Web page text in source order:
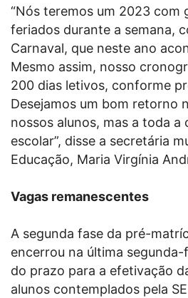
“Nós teremos um 2023 com
feriados durante a semana,
Carnaval, que neste ano
Mesmo assim, nosso
200 dias letivos, conforme
Desejamos um bom retorno
nossos alunos, mas a toda a
escolar”, disse a secretária
Educação, Maria Virgínia
Vagas remanescentes
A segunda fase da pré-
encerrou na última
do prazo para a efetivação
alunos contemplados pela